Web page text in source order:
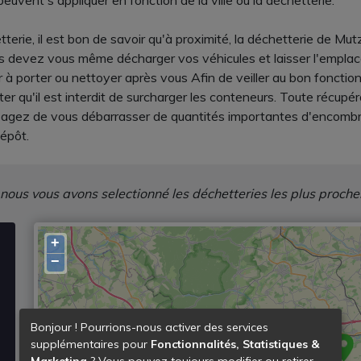
il est bon de savoir qu'à proximité, la déchetterie de
devez vous même décharger vos véhicules et laisser
porter ou nettoyer après vous Afin de veiller au bon
qu'il est interdit de surcharger les conteneurs. Toute
de vous débarrasser de quantités importantes
vous avons selectionné les déchetteries les plus
+
−
Bonjour ! Pourrions-nous activer des services
supplémentaires pour Fonctionnalités, Statistiques &